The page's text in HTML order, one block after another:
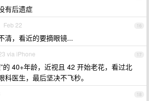
有后遗症
16
Feb 22
清，看近的要摘眼镜...
17
via iPhone
的 40+年龄，近视且 42 开始老花，看过北
科医生，最后坚决不飞秒。
18